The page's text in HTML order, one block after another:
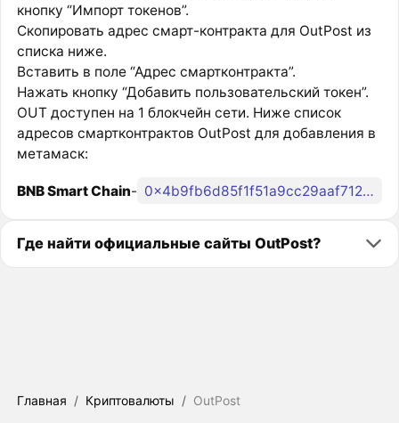
кнопку “Импорт токенов”.
Скопировать адрес смарт-контракта для OutPost из
списка ниже.
Вставить в поле “Адрес смартконтракта”.
Нажать кнопку “Добавить пользовательский токен”.
OUT доступен на 1 блокчейн сети. Ниже список
адресов смартконтрактов OutPost для добавления в
метамаск:
BNB Smart Chain- 0x4b9fb6d85f1f51a9cc29aaf7127125737d94536e
Где найти официальные сайты OutPost?
Главная / Криптовалюты / OutPost